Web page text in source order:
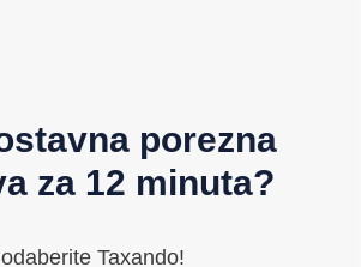
porezna
za 12 minuta?
odaberite Taxando!